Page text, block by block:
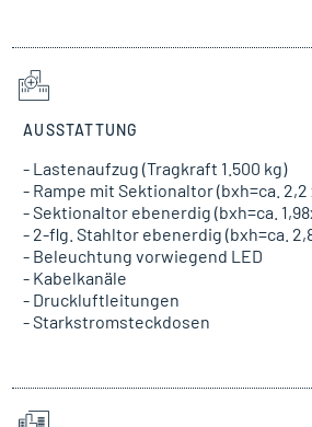
AUSSTATTUNG
- Lastenaufzug (Tragkraft 1.500 kg)
- Rampe mit Sektionaltor (bxh=ca. 2,2
- Sektionaltor ebenerdig (bxh=ca.
- 2-flg. Stahltor ebenerdig (bxh=ca.
- Beleuchtung vorwiegend LED
- Kabelkanäle
- Druckluftleitungen
- Starkstromsteckdosen